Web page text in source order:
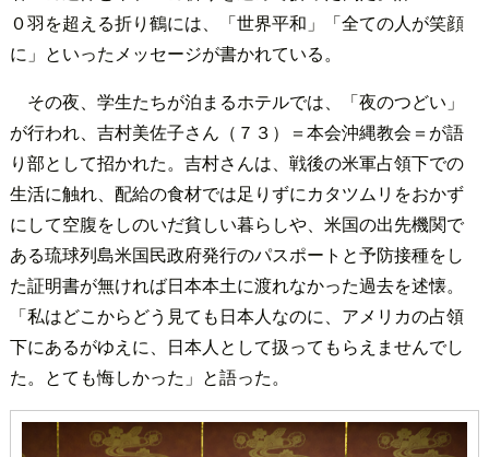
０羽を超える折り鶴には、「世界平和」「全ての人が笑顔
に」といったメッセージが書かれている。
その夜、学生たちが泊まるホテルでは、「夜のつどい」
が行われ、吉村美佐子さん（７３）＝本会沖縄教会＝が語
り部として招かれた。吉村さんは、戦後の米軍占領下での
生活に触れ、配給の食材では足りずにカタツムリをおかず
にして空腹をしのいだ貧しい暮らしや、米国の出先機関で
ある琉球列島米国民政府発行のパスポートと予防接種をし
た証明書が無ければ日本本土に渡れなかった過去を述懐。
「私はどこからどう見ても日本人なのに、アメリカの占領
下にあるがゆえに、日本人として扱ってもらえませんでし
た。とても悔しかった」と語った。